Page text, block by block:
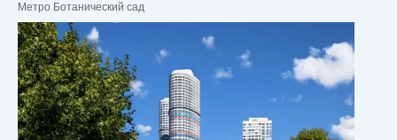
Метро Ботанический сад